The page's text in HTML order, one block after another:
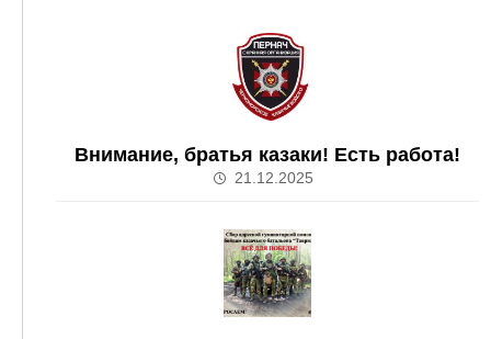
Внимание, братья казаки! Есть работа!
21.12.2025